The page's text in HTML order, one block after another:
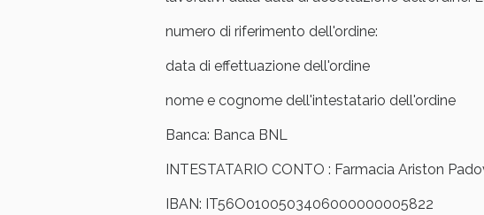
numero di riferimento dell'ordine:
data di effettuazione dell'ordine
nome e cognome dell'intestatario dell'ordine
Banca: Banca BNL
INTESTATARIO CONTO : Farmacia Ariston
IBAN: IT56O0100503406000000005822